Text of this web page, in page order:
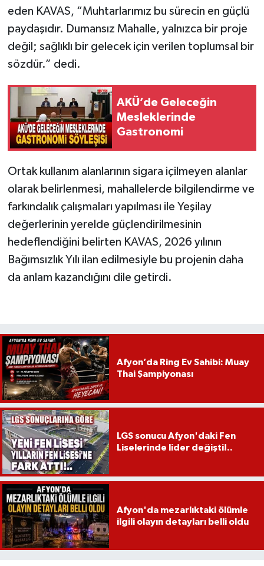
eden KAVAS, “Muhtarlarımız bu sürecin en güçlü
paydaşıdır. Dumansız Mahalle, yalnızca bir proje
değil; sağlıklı bir gelecek için verilen toplumsal bir
sözdür.” dedi.
AKÜ’de Geleceğin
Mesleklerinde
Gastronomi
Ortak kullanım alanlarının sigara içilmeyen alanlar
olarak belirlenmesi, mahallelerde bilgilendirme ve
farkındalık çalışmaları yapılması ile Yeşilay
değerlerinin yerelde güçlendirilmesinin
hedeflendiğini belirten KAVAS, 2026 yılının
Bağımsızlık Yılı ilan edilmesiyle bu projenin daha
da anlam kazandığını dile getirdi.
Afyon’da Ring Ev Sahibi: Muay
Thai Şampiyonası
LGS sonucu Afyon'daki Fen
Liselerinde lider değişti!..
Afyon'da mezarlıktaki ölümle
ilgili olayın detayları belli oldu